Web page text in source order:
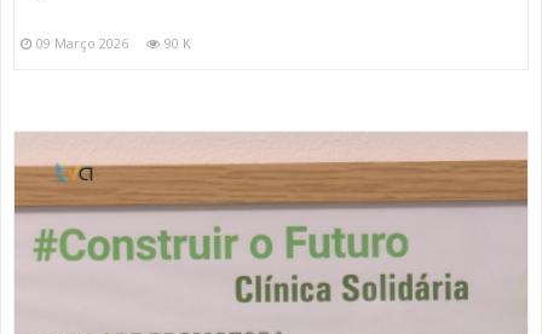
09 Março 2026 90 K